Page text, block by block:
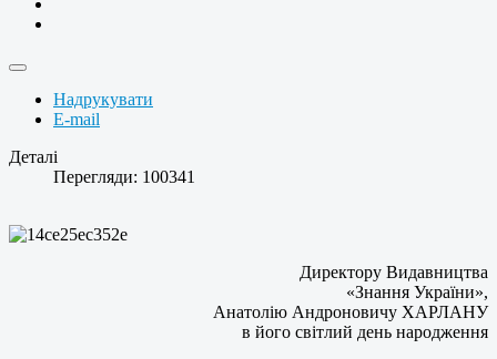
Надрукувати
E-mail
Деталі
Перегляди: 100341
Директору Видавництва
«Знання України»,
Анатолію Андроновичу ХАРЛАНУ
в його світлий день народження